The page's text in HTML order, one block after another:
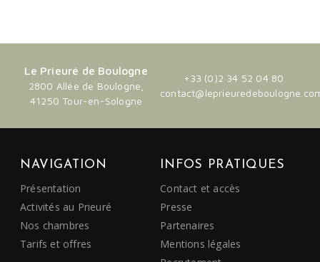
Le Prieuré de Boulogne
2800 Allée de Boulogne,
41250 Tour-en-Sologne
+33 (0)2 34 52 04 80
NAVIGATION
Présentation
Activités au Prieuré
Nos chambres
Tarifs et offres
INFOS PRATIQUES
Contact et accès
Presse
Partenaires
Mentions légales